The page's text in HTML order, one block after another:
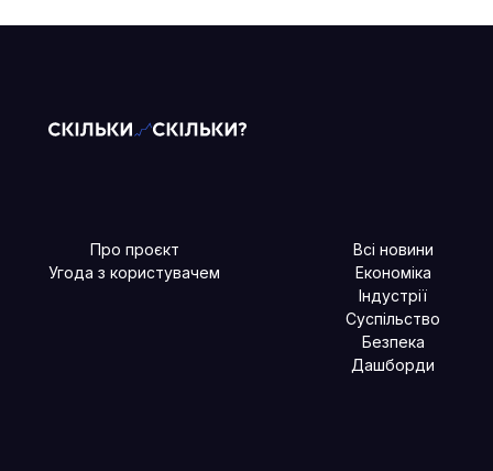
Про проєкт
Угода з користувачем
Всі новини
Економіка
Індустрії
Суспільство
Безпека
Дашборди